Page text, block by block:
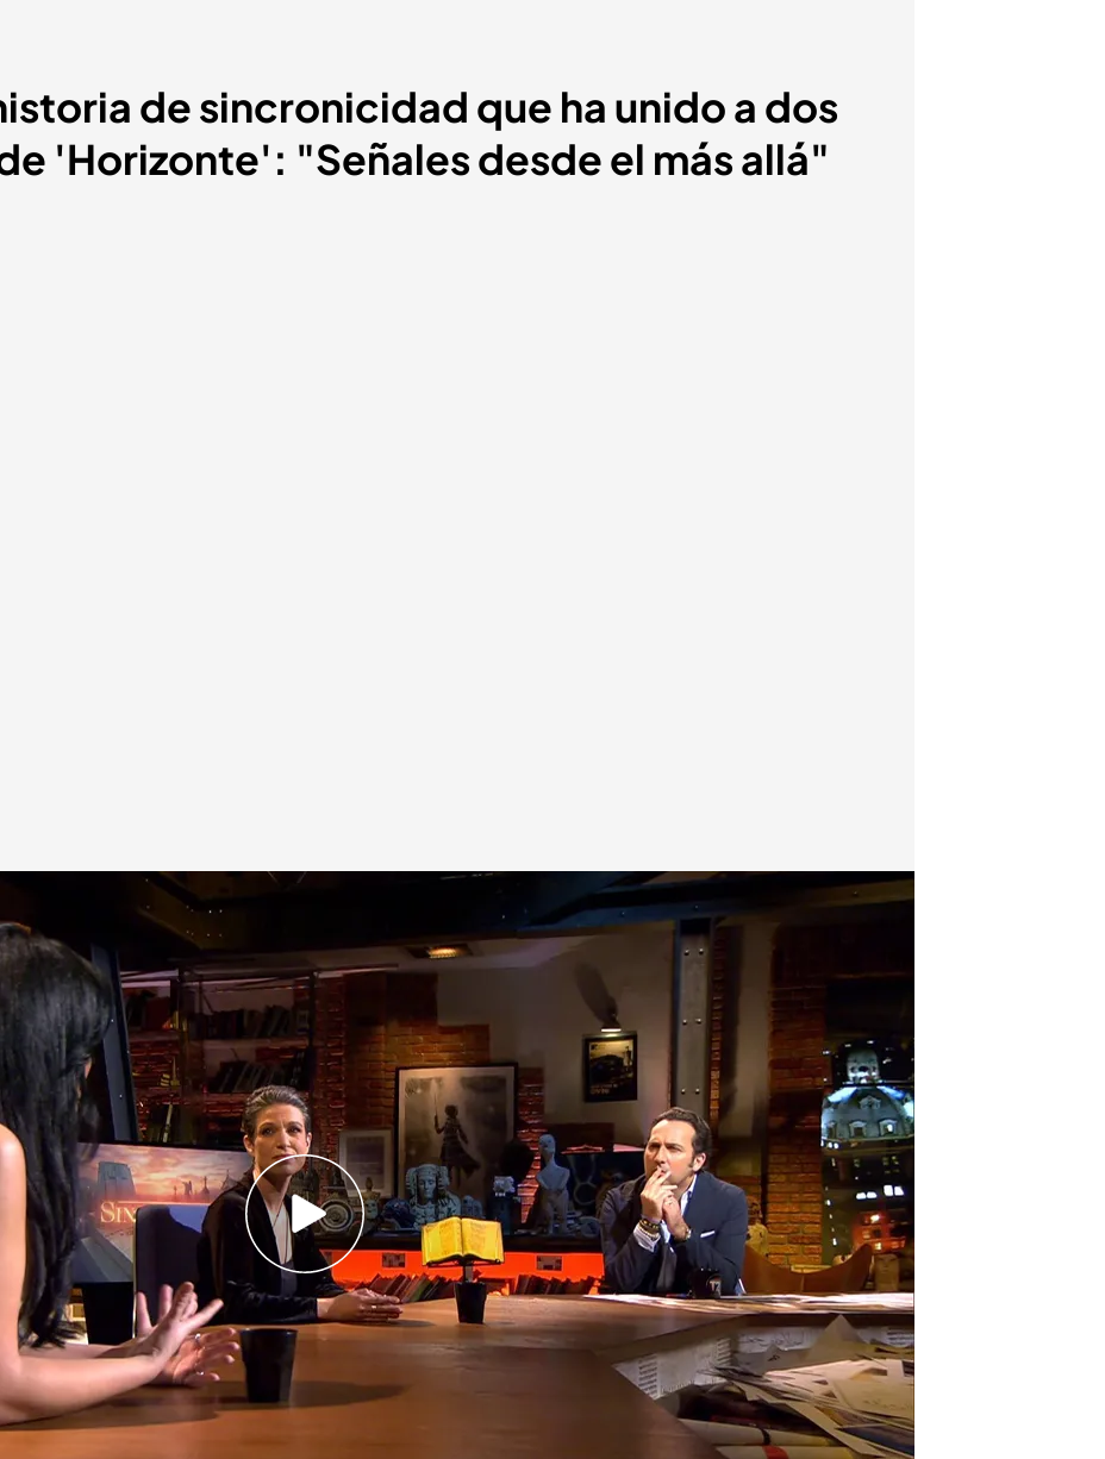
de sincronicidad que ha unido a dos
'Horizonte': "Señales desde el más allá"
unido a dos colaboradoras de 'Horizonte' cuatro.com
la impresionante historia de sincronicidad
Tabera que ha dejado impresionado al
que fui a 'Horizonte' para ayudar a Irene a
las cartas en la tumba de su padre"
una historia quetiene que ver con la trastienda de
desincronicidad. Un día la compañera